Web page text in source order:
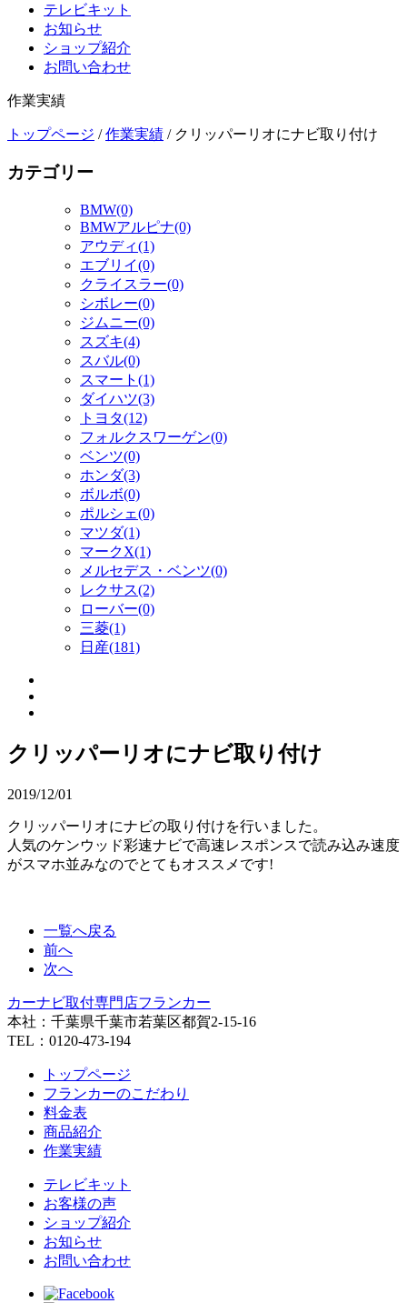
テレビキット
お知らせ
ショップ紹介
お問い合わせ
作業実績
トップページ /作業実績 / クリッパーリオにナビ取り付け
カテゴリー
BMW(0)
BMWアルピナ(0)
アウディ(1)
エブリイ(0)
クライスラー(0)
シボレー(0)
ジムニー(0)
スズキ(4)
スバル(0)
スマート(1)
ダイハツ(3)
トヨタ(12)
フォルクスワーゲン(0)
ベンツ(0)
ホンダ(3)
ボルボ(0)
ポルシェ(0)
マツダ(1)
マークX(1)
メルセデス・ベンツ(0)
レクサス(2)
ローバー(0)
三菱(1)
日産(181)
クリッパーリオにナビ取り付け
2019/12/01
クリッパーリオにナビの取り付けを行いました。
人気のケンウッド彩速ナビで高速レスポンスで読み込み速度
がスマホ並みなのでとてもオススメです!
一覧へ戻る
前へ
次へ
カーナビ取付専⾨店フランカー
本社：千葉県千葉市若葉区都賀2-15-16
TEL：0120-473-194
トップページ
フランカーのこだわり
料金表
商品紹介
作業実績
テレビキット
お客様の声
ショップ紹介
お知らせ
お問い合わせ